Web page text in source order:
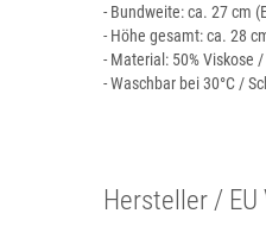
- Bundweite: ca. 27 cm
- Höhe gesamt: ca. 28
- Material: 50% Viskose
- Waschbar bei 30°C /
Hersteller /